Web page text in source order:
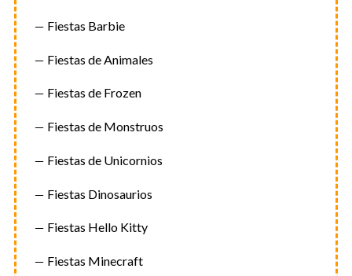
Fiestas Barbie
Fiestas de Animales
Fiestas de Frozen
Fiestas de Monstruos
Fiestas de Unicornios
Fiestas Dinosaurios
Fiestas Hello Kitty
Fiestas Minecraft